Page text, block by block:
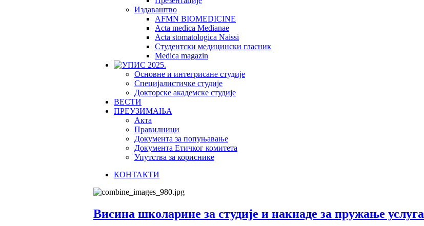
Издаваштво
AFMN BIOMEDICINE
Acta medica Medianae
Acta stomatologica Naissi
Студентски медицински гласник
Medica magazin
Основне и интегрисане студије
Специјалистичке студије
Докторске академске студије
ВЕСТИ
ПРЕУЗИМАЊА
Акта
Правилници
Документа за попуњавање
Документа Етичког комитета
Упутства за кориснике
КОНТАКТИ
Висина школарине за студије и накнаде за пружање услуга